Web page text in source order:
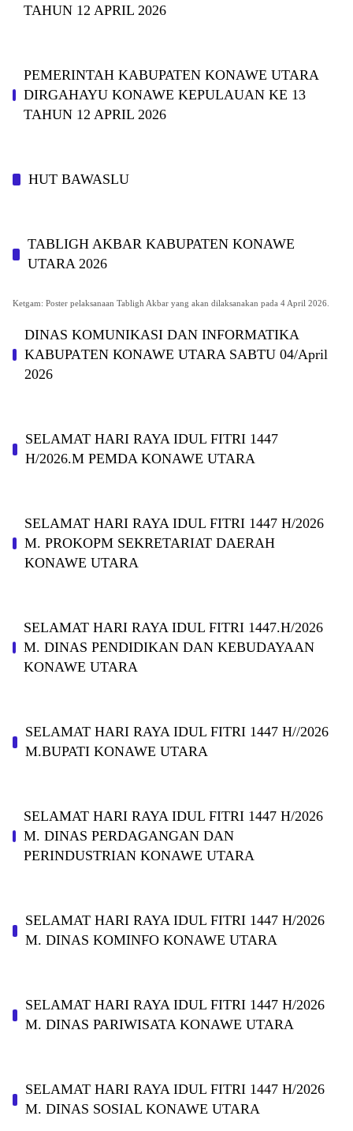
TAHUN 12 APRIL 2026
PEMERINTAH KABUPATEN KONAWE UTARA
DIRGAHAYU KONAWE KEPULAUAN KE 13
TAHUN 12 APRIL 2026
HUT BAWASLU
TABLIGH AKBAR KABUPATEN KONAWE
UTARA 2026
Ketgam: Poster pelaksanaan Tabligh Akbar yang akan dilaksanakan pada 4 April 2026.
DINAS KOMUNIKASI DAN INFORMATIKA
KABUPAΤΕΝ ΚΟNAWE UTARA SABTU 04/April
2026
SELAMAT HARI RAYA IDUL FITRI 1447
H/2026.M PEMDA KONAWE UTARA
SELAMAT HARI RAYA IDUL FITRI 1447 H/2026
M. PROKOPM SEKRETARIAT DAERAH
KONAWE UTARA
SELAMAT HARI RAYA IDUL FITRI 1447.H/2026
M. DINAS PENDIDIKAN DAN KEBUDAYAAN
KONAWE UTARA
SELAMAT HARI RAYA IDUL FITRI 1447 H//2026
M.BUPATI KONAWE UTARA
SELAMAT HARI RAYA IDUL FITRI 1447 H/2026
M. DINAS PERDAGANGAN DAN
PERINDUSTRIAN KONAWE UTARA
SELAMAT HARI RAYA IDUL FITRI 1447 H/2026
M. DINAS KOMINFO KONAWE UTARA
SELAMAT HARI RAYA IDUL FITRI 1447 H/2026
M. DINAS PARIWISATA KONAWE UTARA
SELAMAT HARI RAYA IDUL FITRI 1447 H/2026
M. DINAS SOSIAL KONAWE UTARA